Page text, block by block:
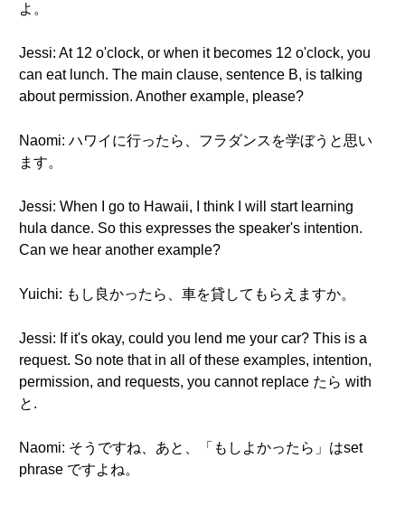
よ。
Jessi: At 12 o'clock, or when it becomes 12 o'clock, you
can eat lunch. The main clause, sentence B, is talking
about permission. Another example, please?
Naomi: ハワイに行ったら、フラダンスを学ぼうと思い
ます。
Jessi: When I go to Hawaii, I think I will start learning
hula dance. So this expresses the speaker's intention.
Can we hear another example?
Yuichi: もし良かったら、車を貸してもらえますか。
Jessi: If it's okay, could you lend me your car? This is a
request. So note that in all of these examples, intention,
permission, and requests, you cannot replace たら with
と.
Naomi: そうですね、あと、「もしよかったら」はset
phrase ですよね。